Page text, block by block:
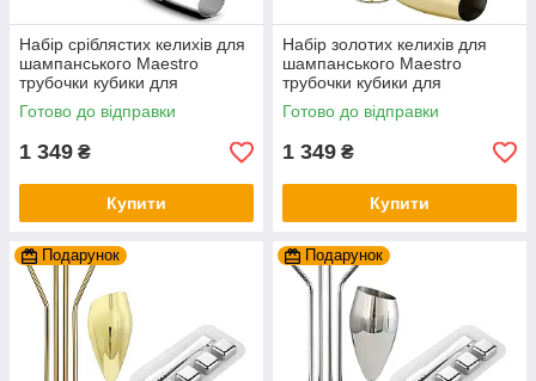
Набір сріблястих келихів для
шампанського Maestro
трубочки кубики для
охолодження з нержавіючої
сталі REMY-DECOR
Готово до відправки
1 349 ₴
Купити
Набір золотих келихів для
шампанського Maestro
трубочки кубики для
охолодження з нержавіючої
сталі REMY-DECOR
Готово до відправки
1 349 ₴
Купити
Подарунок Подарунок